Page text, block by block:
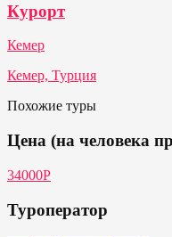
Курорт
Кемер
Кемер, Турция
Похожие туры
Цена (на человека
34000Р
Туроператор